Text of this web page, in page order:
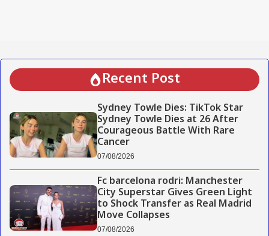
Recent Post
Sydney Towle Dies: TikTok Star
Sydney Towle Dies at 26 After
Courageous Battle With Rare
Cancer
07/08/2026
Fc barcelona rodri: Manchester
City Superstar Gives Green Light
to Shock Transfer as Real Madrid
Move Collapses
07/08/2026